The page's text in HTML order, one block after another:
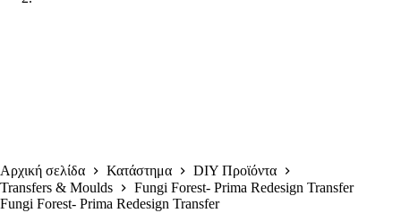
Αρχική σελίδα Κατάστημα
DIY Προϊόντα
Transfers & Moulds
Fungi Forest- Prima Redesign Transfer
Fungi Forest- Prima Redesign Transfer